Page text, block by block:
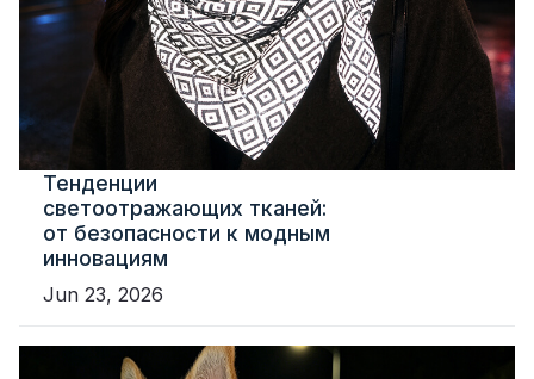
Тенденции
светоотражающих тканей:
от безопасности к модным
инновациям
Jun 23, 2026